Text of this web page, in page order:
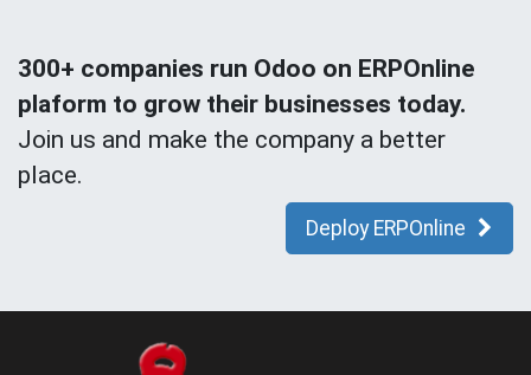
300+ companies run Odoo on ERPOnline
plaform to grow their businesses today.
Join us and make the company a better
place.
Deploy ERPOnline